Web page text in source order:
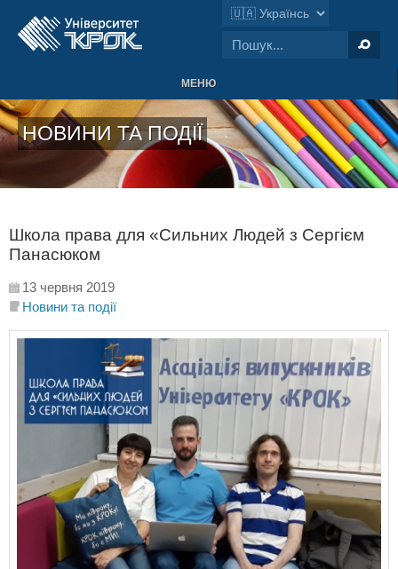
МЕНЮ
НОВИНИ ТА ПОДІЇ
Школа права для «Сильних Людей з Сергієм
Панасюком
13 червня 2019
Новини та події